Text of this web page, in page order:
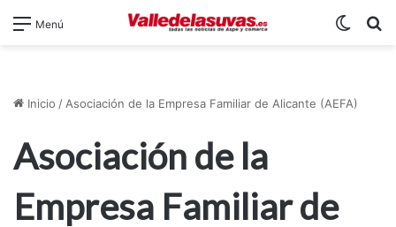
Menú
Inicio / Asociación de la Empresa Familiar de Alicante (AEFA)
Asociación de la
Empresa Familiar de